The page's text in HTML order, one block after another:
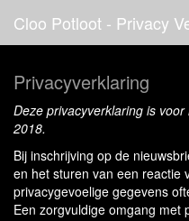
Cloo Potloot - Privacy
Privacyverklaring
Deze privacyverklaring is
2018.
Bij inschrijving op de
en het sturen van een reactie
privacygevoelige gegevens
Een zorgvuldige omgang met